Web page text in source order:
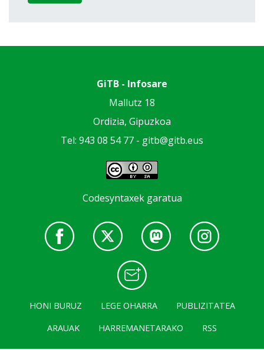
GiTB - Infosare
Mallutz 18
Ordizia, Gipuzkoa
Tel: 943 08 54 77 - gitb@gitb.eus
Codesyntaxek garatua
HONI BURUZ LEGE OHARRA
PUBLIZITATEA
ARAUAK
HARREMANETARAKO RSS